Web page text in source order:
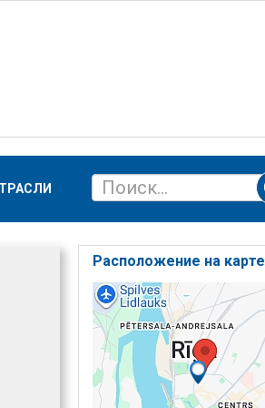
Расположение на карте